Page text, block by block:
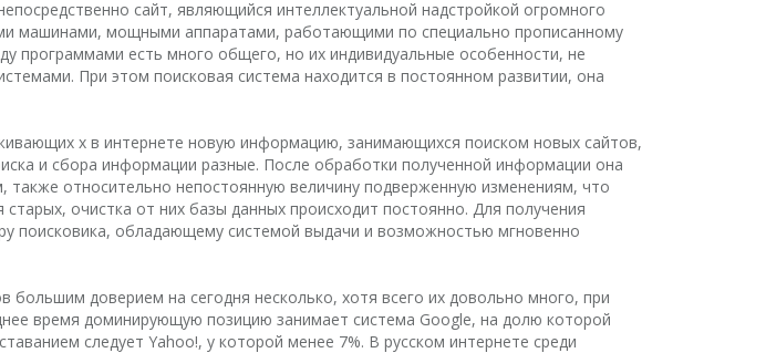
сайт, являющийся интеллектуальной надстройкой огромного
машинами, мощными аппаратами, работающими по специально прописанному
программами есть много общего, но их индивидуальные особенности, не
При этом поисковая система находится в постоянном развитии, она
х в интернете новую информацию, занимающихся поиском новых сайтов,
и сбора информации разные. После обработки полученной информации она
также относительно непостоянную величину подверженную изменениям, что
очистка от них базы данных происходит постоянно. Для получения
поисковика, обладающему системой выдачи и возможностью мгновенно
доверием на сегодня несколько, хотя всего их довольно много, при
время доминирующую позицию занимает система Google, на долю которой
следует Yahoo!, у которой менее 7%. В русском интернете среди